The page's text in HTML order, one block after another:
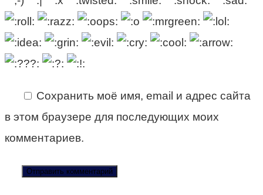
Сохранить моё имя, email и адрес сайта
в этом браузере для последующих моих
комментариев.